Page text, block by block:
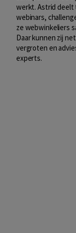
werkt. Astrid deelt
webinars,
ze webwinkeliers
Daar kunnen zij
vergroten en
experts.